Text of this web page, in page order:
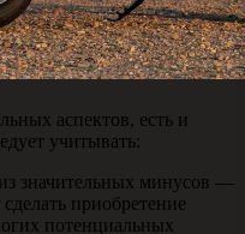
аспектов, есть и
учитывать:
значительных минусов —
приобретение
потенциальных